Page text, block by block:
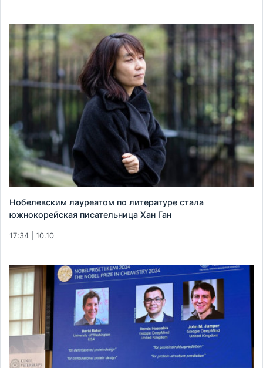
Нобелевским лауреатом по литературе стала
южнокорейская писательница Хан Ган
17:34 | 10.10